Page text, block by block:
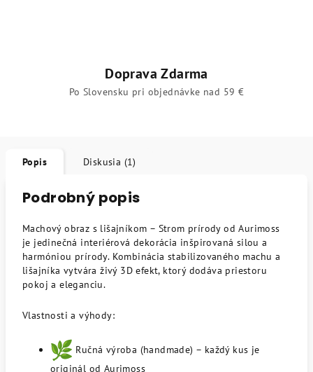
Doprava Zdarma
Po Slovensku pri objednávke nad 59 €
Popis Diskusia (1)
Podrobný popis
Machový obraz s lišajníkom – Strom prírody od Aurimoss
je jedinečná interiérová dekorácia inšpirovaná silou a
harmóniou prírody. Kombinácia stabilizovaného machu a
lišajníka vytvára živý 3D efekt, ktorý dodáva priestoru
pokoj a eleganciu.
Vlastnosti a výhody:
Ručná výroba (handmade) – každý kus je
originál od Aurimoss